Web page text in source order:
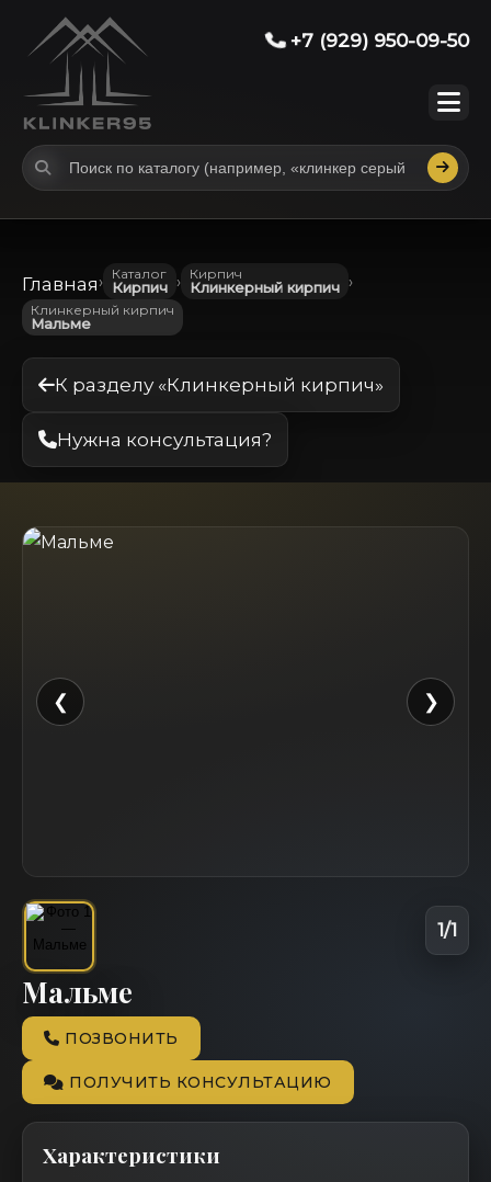
+7 (929) 950-09-50
Главная› Каталог
Кирпич › Кирпич
Клинкерный кирпич ›
Клинкерный кирпич
Мальме
К разделу «Клинкерный кирпич»
Нужна консультация?
❮ ❯
1/1
Мальме
ПОЗВОНИТЬ
ПОЛУЧИТЬ КОНСУЛЬТАЦИЮ
Характеристики